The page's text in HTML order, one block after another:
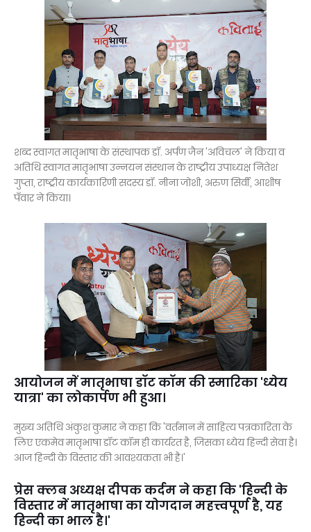
शब्द स्वागत मातृभाषा के संस्थापक डॉ. अर्पण जैन 'अविचल' ने किया व
अतिथि स्वागत मातृभाषा उन्नयन संस्थान के राष्ट्रीय उपाध्यक्ष नितेश
गुप्ता, राष्ट्रीय कार्यकारिणी सदस्य डॉ. नीना जोशी, अरुण सिर्वी, आशीष
पँवार ने किया।
आयोजन में मातृभाषा डॉट कॉम की स्मारिका 'ध्येय
यात्रा' का लोकार्पण भी हुआ।
मुख्य अतिथि अंकुश कुमार ने कहा कि 'वर्तमान में साहित्य पत्रकारिता के
लिए एकमेव मातृभाषा डॉट कॉम ही कार्यरत है, जिसका ध्येय हिन्दी सेवा है।
आज हिन्दी के विस्तार की आवश्यकता भी है।'
प्रेस क्लब अध्यक्ष दीपक कर्दम ने कहा कि 'हिन्दी के
विस्तार में मातृभाषा का योगदान महत्त्वपूर्ण है, यह
हिन्दी का भाल है।'